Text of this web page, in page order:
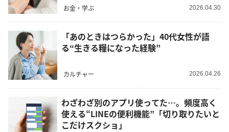
お金・学ぶ 2026.04.30
「あのときはつらかった」40代女性が語
る“生きる糧になった経験”
カルチャー 2026.04.26
わざわざ別のアプリ使ってた…。頻度高く
使える“LINEの便利機能”「切り取りたいと
こだけスクショ」